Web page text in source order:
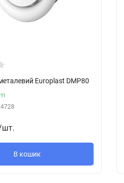
Europlast DMP80
шт.
В кошик